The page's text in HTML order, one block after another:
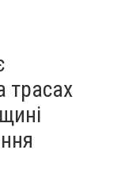
трасах